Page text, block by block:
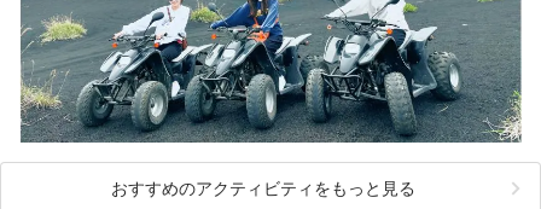
おすすめのアクティビティをもっと見る